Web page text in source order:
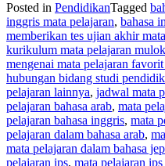
Posted in PendidikanTagged
inggris mata pelajaran, bahasa
memberikan tes ujian akhir
kurikulum mata pelajaran
mengenai mata pelajaran
hubungan bidang studi
pelajaran lainnya, jadwal mata
pelajaran bahasa arab, mata
pelajaran bahasa inggris, mata
pelajaran dalam bahasa arab,
mata pelajaran dalam bahasa
pelajaran ips, mata pelajaran ips